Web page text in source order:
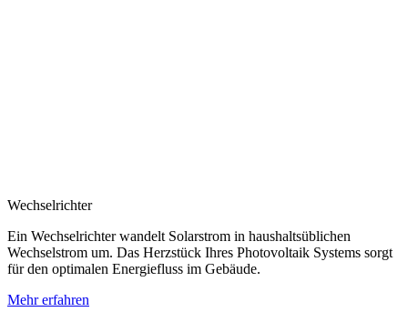
Wechselrichter
Ein Wechselrichter wandelt Solarstrom in haushaltsüblichen
Wechselstrom um. Das Herzstück Ihres Photovoltaik Systems sorgt
für den optimalen Energiefluss im Gebäude.
Mehr erfahren